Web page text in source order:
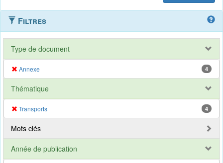
Filtres
Type de document
Annexe 4
Thématique
Transports 4
Mots clés
Année de publication